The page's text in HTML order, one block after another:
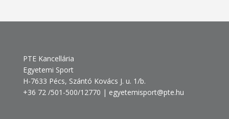
PTE Kancellária
Egyetemi Sport
H-7633 Pécs, Szántó Kovács J. u. 1/b.
+36 72 /501-500/12770 | egyetemisport@pte.hu